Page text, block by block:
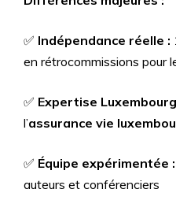
✅ Indépendance réelle :
en rétrocommissions pour
✅ Expertise
l’assurance vie
✅ Équipe expérimentée :
auteurs et conférenciers